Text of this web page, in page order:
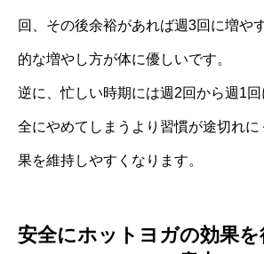
回、その後余裕があれば週3回に増や
的な増やし方が体に優しいです。
逆に、忙しい時期には週2回から週1
全にやめてしまうより習慣が途切れに
果を維持しやすくなります。
安全にホットヨガの効果